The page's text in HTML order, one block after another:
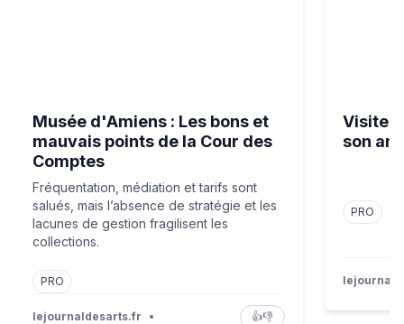
Musée d'Amiens : Les bons et
mauvais points de la Cour des
Comptes
Fréquentation, médiation et tarifs sont
salués, mais l’absence de stratégie et les
lacunes de gestion fragilisent les
collections.
PRO
lejournaldesarts.fr • 👍👎
Visite
son
PRO